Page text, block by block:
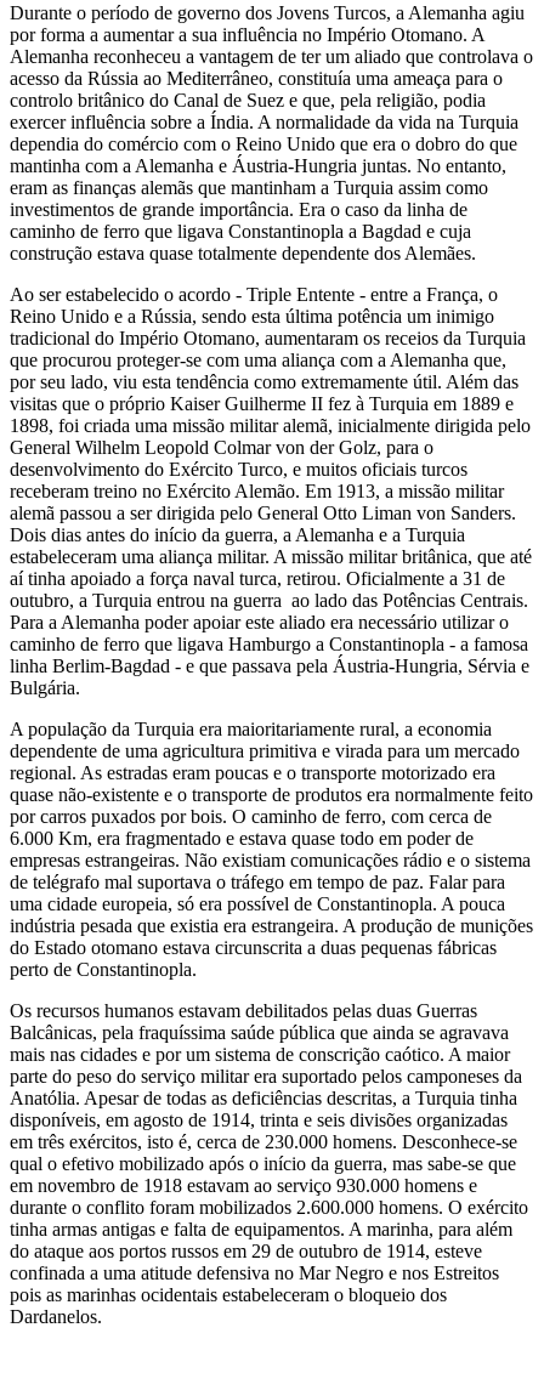
Durante o período de governo dos Jovens Turcos, a Alemanha agiu
por forma a aumentar a sua influência no Império Otomano. A
Alemanha reconheceu a vantagem de ter um aliado que controlava o
acesso da Rússia ao Mediterrâneo, constituía uma ameaça para o
controlo britânico do Canal de Suez e que, pela religião, podia
exercer influência sobre a Índia. A normalidade da vida na Turquia
dependia do comércio com o Reino Unido que era o dobro do que
mantinha com a Alemanha e Áustria-Hungria juntas. No entanto,
eram as finanças alemãs que mantinham a Turquia assim como
investimentos de grande importância. Era o caso da linha de
caminho de ferro que ligava Constantinopla a Bagdad e cuja
construção estava quase totalmente dependente dos Alemães.
Ao ser estabelecido o acordo - Triple Entente - entre a França, o
Reino Unido e a Rússia, sendo esta última potência um inimigo
tradicional do Império Otomano, aumentaram os receios da Turquia
que procurou proteger-se com uma aliança com a Alemanha que,
por seu lado, viu esta tendência como extremamente útil. Além das
visitas que o próprio Kaiser Guilherme II fez à Turquia em 1889 e
1898, foi criada uma missão militar alemã, inicialmente dirigida pelo
General Wilhelm Leopold Colmar von der Golz, para o
desenvolvimento do Exército Turco, e muitos oficiais turcos
receberam treino no Exército Alemão. Em 1913, a missão militar
alemã passou a ser dirigida pelo General Otto Liman von Sanders.
Dois dias antes do início da guerra, a Alemanha e a Turquia
estabeleceram uma aliança militar. A missão militar britânica, que até
aí tinha apoiado a força naval turca, retirou. Oficialmente a 31 de
outubro, a Turquia entrou na guerra ao lado das Potências Centrais.
Para a Alemanha poder apoiar este aliado era necessário utilizar o
caminho de ferro que ligava Hamburgo a Constantinopla - a famosa
linha Berlim-Bagdad - e que passava pela Áustria-Hungria, Sérvia e
Bulgária.
A população da Turquia era maioritariamente rural, a economia
dependente de uma agricultura primitiva e virada para um mercado
regional. As estradas eram poucas e o transporte motorizado era
quase não-existente e o transporte de produtos era normalmente feito
por carros puxados por bois. O caminho de ferro, com cerca de
6.000 Km, era fragmentado e estava quase todo em poder de
empresas estrangeiras. Não existiam comunicações rádio e o sistema
de telégrafo mal suportava o tráfego em tempo de paz. Falar para
uma cidade europeia, só era possível de Constantinopla. A pouca
indústria pesada que existia era estrangeira. A produção de munições
do Estado otomano estava circunscrita a duas pequenas fábricas
perto de Constantinopla.
Os recursos humanos estavam debilitados pelas duas Guerras
Balcânicas, pela fraquíssima saúde pública que ainda se agravava
mais nas cidades e por um sistema de conscrição caótico. A maior
parte do peso do serviço militar era suportado pelos camponeses da
Anatólia. Apesar de todas as deficiências descritas, a Turquia tinha
disponíveis, em agosto de 1914, trinta e seis divisões organizadas
em três exércitos, isto é, cerca de 230.000 homens. Desconhece-se
qual o efetivo mobilizado após o início da guerra, mas sabe-se que
em novembro de 1918 estavam ao serviço 930.000 homens e
durante o conflito foram mobilizados 2.600.000 homens. O exército
tinha armas antigas e falta de equipamentos. A marinha, para além
do ataque aos portos russos em 29 de outubro de 1914, esteve
confinada a uma atitude defensiva no Mar Negro e nos Estreitos
pois as marinhas ocidentais estabeleceram o bloqueio dos
Dardanelos.